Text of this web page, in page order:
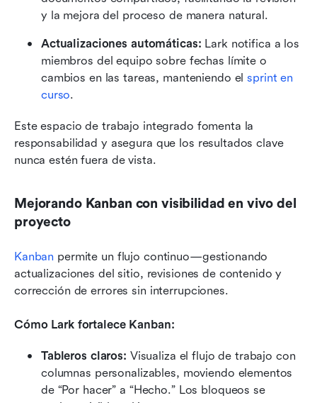
y la mejora del proceso de manera natural.
Actualizaciones automáticas: Lark notifica a los
miembros del equipo sobre fechas límite o
cambios en las tareas, manteniendo el sprint en
curso.
Este espacio de trabajo integrado fomenta la
responsabilidad y asegura que los resultados clave
nunca estén fuera de vista.
Mejorando Kanban con visibilidad en vivo del
proyecto
Kanban permite un flujo continuo—gestionando
actualizaciones del sitio, revisiones de contenido y
corrección de errores sin interrupciones.
Cómo Lark fortalece Kanban:
Tableros claros: Visualiza el flujo de trabajo con
columnas personalizables, moviendo elementos
de “Por hacer” a “Hecho.” Los bloqueos se